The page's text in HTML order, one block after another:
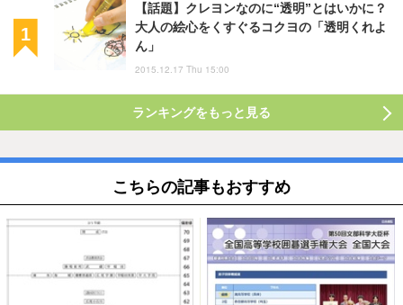
【話題】クレヨンなのに“透明”とはいかに？
大人の絵心をくすぐるコクヨの「透明くれよ
ん」
2015.12.17 Thu 15:00
ランキングをもっと見る
こちらの記事もおすすめ